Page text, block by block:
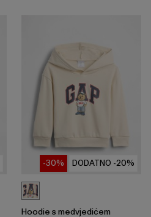
DODATNO -20%
-30%
Hoodie s medvjedićem